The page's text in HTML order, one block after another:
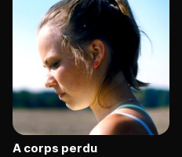
A corps perdu